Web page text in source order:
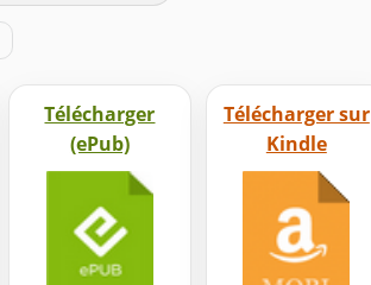
Télécharger
(ePub)
Télécharger sur
Kindle